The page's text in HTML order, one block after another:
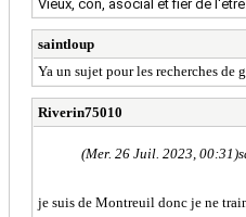
Vieux, con, asocial et fier de l'être.
saintloup
Ya un sujet pour les recherches de
Riverin75010
(Mer. 26 Juil. 2023, 00:31)
je suis de Montreuil donc je ne